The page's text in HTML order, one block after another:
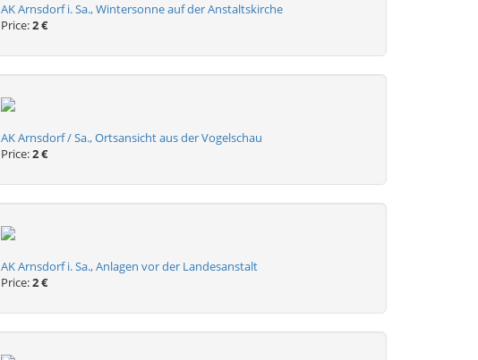
AK Arnsdorf i. Sa., Wintersonne auf der Anstaltskirche
Price:2 €
AK Arnsdorf / Sa., Ortsansicht aus der Vogelschau
Price:2 €
AK Arnsdorf i. Sa., Anlagen vor der Landesanstalt
Price:2 €